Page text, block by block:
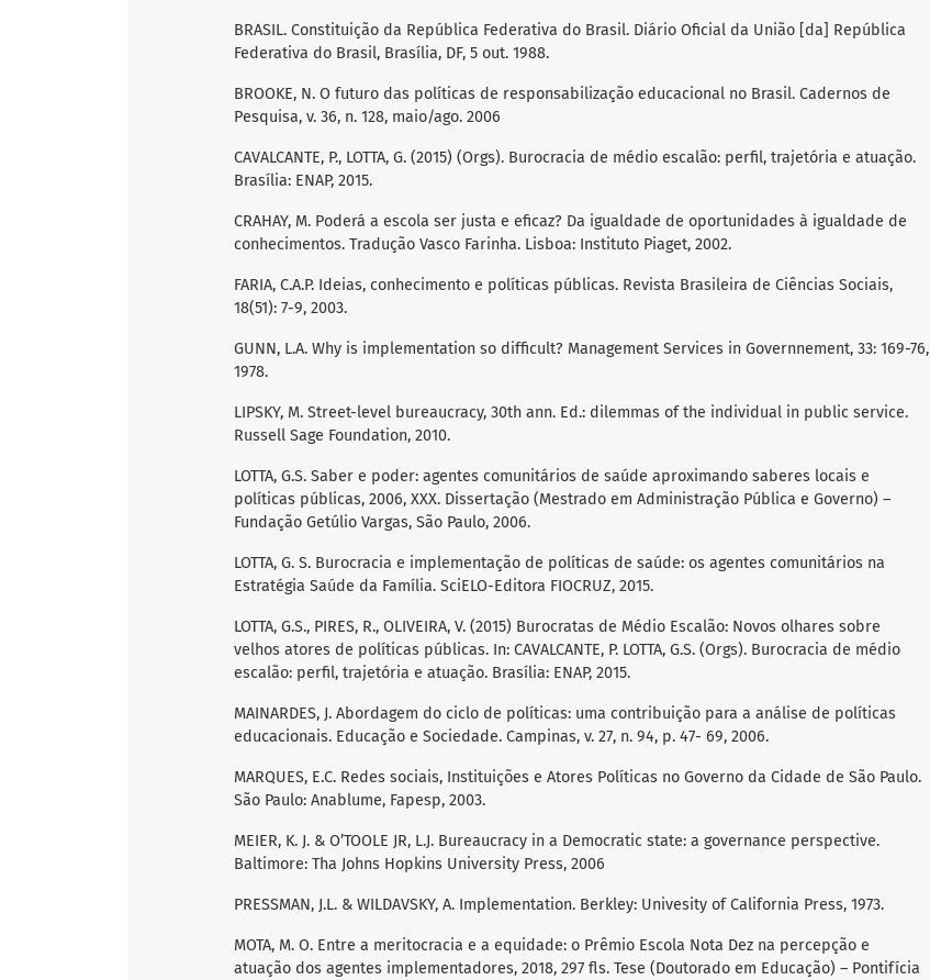
BRASIL. Constituição da República Federativa do Brasil. Diário Oficial da União [da] República
Federativa do Brasil, Brasília, DF, 5 out. 1988.
BROOKE, N. O futuro das políticas de responsabilização educacional no Brasil. Cadernos de
Pesquisa, v. 36, n. 128, maio/ago. 2006
CAVALCANTE, P., LOTTA, G. (2015) (Orgs). Burocracia de médio escalão: perfil, trajetória e atuação.
Brasília: ENAP, 2015.
CRAHAY, M. Poderá a escola ser justa e eficaz? Da igualdade de oportunidades à igualdade de
conhecimentos. Tradução Vasco Farinha. Lisboa: Instituto Piaget, 2002.
FARIA, C.A.P. Ideias, conhecimento e políticas públicas. Revista Brasileira de Ciências Sociais,
18(51): 7-9, 2003.
GUNN, L.A. Why is implementation so difficult? Management Services in Governnement, 33: 169-76,
1978.
LIPSKY, M. Street-level bureaucracy, 30th ann. Ed.: dilemmas of the individual in public service.
Russell Sage Foundation, 2010.
LOTTA, G.S. Saber e poder: agentes comunitários de saúde aproximando saberes locais e
políticas públicas, 2006, XXX. Dissertação (Mestrado em Administração Pública e Governo) –
Fundação Getúlio Vargas, São Paulo, 2006.
LOTTA, G. S. Burocracia e implementação de políticas de saúde: os agentes comunitários na
Estratégia Saúde da Família. SciELO-Editora FIOCRUZ, 2015.
LOTTA, G.S., PIRES, R., OLIVEIRA, V. (2015) Burocratas de Médio Escalão: Novos olhares sobre
velhos atores de políticas públicas. In: CAVALCANTE, P. LOTTA, G.S. (Orgs). Burocracia de médio
escalão: perfil, trajetória e atuação. Brasília: ENAP, 2015.
MAINARDES, J. Abordagem do ciclo de políticas: uma contribuição para a análise de políticas
educacionais. Educação e Sociedade. Campinas, v. 27, n. 94, p. 47- 69, 2006.
MARQUES, E.C. Redes sociais, Instituições e Atores Políticas no Governo da Cidade de São Paulo.
São Paulo: Anablume, Fapesp, 2003.
MEIER, K. J. & O’TOOLE JR, L.J. Bureaucracy in a Democratic state: a governance perspective.
Baltimore: Tha Johns Hopkins University Press, 2006
PRESSMAN, J.L. & WILDAVSKY, A. Implementation. Berkley: Univesity of California Press, 1973.
MOTA, M. O. Entre a meritocracia e a equidade: o Prêmio Escola Nota Dez na percepção e
atuação dos agentes implementadores, 2018, 297 fls. Tese (Doutorado em Educação) – Pontifícia